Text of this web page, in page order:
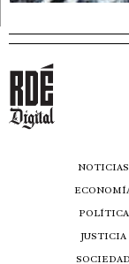
NOTICIAS
POLÍTICA
JUSTICIA
SOCIEDAD